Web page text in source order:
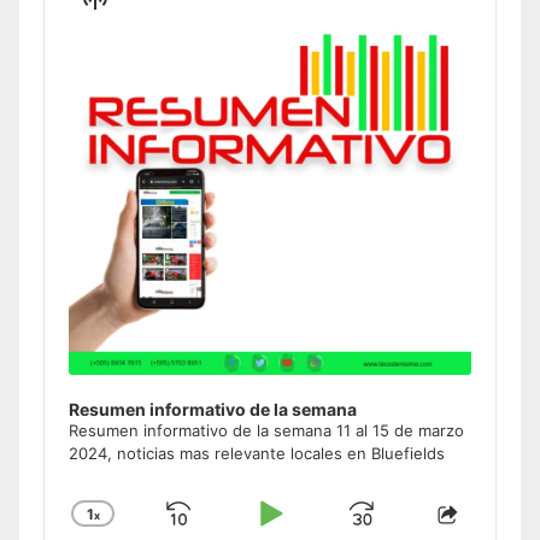
Resumen informativo de la semana
Resumen informativo de la semana 11 al 15 de marzo
2024, noticias mas relevante locales en Bluefields
Change
1x
Skip
Play
JumpShare